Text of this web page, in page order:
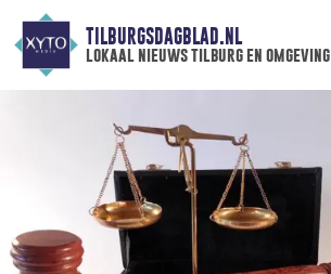
TILBURGSDAGBLAD.NL
lokaal nieuws tilburg en omgeving